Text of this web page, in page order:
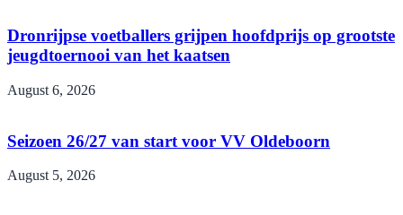
Dronrijpse voetballers grijpen hoofdprijs op grootste
jeugdtoernooi van het kaatsen
August 6, 2026
Seizoen 26/27 van start voor VV Oldeboorn
August 5, 2026